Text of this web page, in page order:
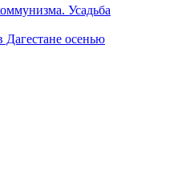
Усадьба
Дагестане осенью